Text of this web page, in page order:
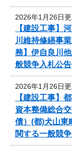
2026年1月26日
【建設工事
川維持修繕事
務】伊自良川
般競争入札公告
2026年1月26日
【建設工事】
資本整備総合
債）(都)犬山東
関する一般競